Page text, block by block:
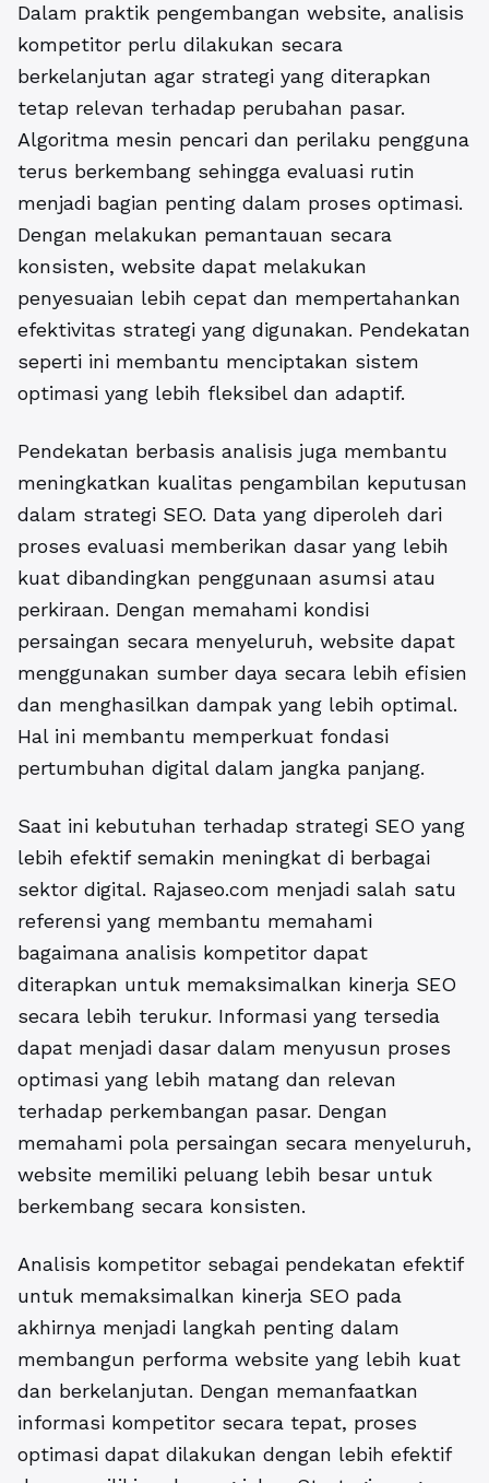
Dalam praktik pengembangan website, analisis
kompetitor perlu dilakukan secara
berkelanjutan agar strategi yang diterapkan
tetap relevan terhadap perubahan pasar.
Algoritma mesin pencari dan perilaku pengguna
terus berkembang sehingga evaluasi rutin
menjadi bagian penting dalam proses optimasi.
Dengan melakukan pemantauan secara
konsisten, website dapat melakukan
penyesuaian lebih cepat dan mempertahankan
efektivitas strategi yang digunakan. Pendekatan
seperti ini membantu menciptakan sistem
optimasi yang lebih fleksibel dan adaptif.
Pendekatan berbasis analisis juga membantu
meningkatkan kualitas pengambilan keputusan
dalam strategi SEO. Data yang diperoleh dari
proses evaluasi memberikan dasar yang lebih
kuat dibandingkan penggunaan asumsi atau
perkiraan. Dengan memahami kondisi
persaingan secara menyeluruh, website dapat
menggunakan sumber daya secara lebih efisien
dan menghasilkan dampak yang lebih optimal.
Hal ini membantu memperkuat fondasi
pertumbuhan digital dalam jangka panjang.
Saat ini kebutuhan terhadap strategi SEO yang
lebih efektif semakin meningkat di berbagai
sektor digital. Rajaseo.com menjadi salah satu
referensi yang membantu memahami
bagaimana analisis kompetitor dapat
diterapkan untuk memaksimalkan kinerja SEO
secara lebih terukur. Informasi yang tersedia
dapat menjadi dasar dalam menyusun proses
optimasi yang lebih matang dan relevan
terhadap perkembangan pasar. Dengan
memahami pola persaingan secara menyeluruh,
website memiliki peluang lebih besar untuk
berkembang secara konsisten.
Analisis kompetitor sebagai pendekatan efektif
untuk memaksimalkan kinerja SEO pada
akhirnya menjadi langkah penting dalam
membangun performa website yang lebih kuat
dan berkelanjutan. Dengan memanfaatkan
informasi kompetitor secara tepat, proses
optimasi dapat dilakukan dengan lebih efektif